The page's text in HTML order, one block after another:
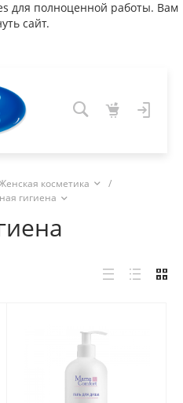
для полноценной работы. Вам
сайт.
косметика
/
гигиена